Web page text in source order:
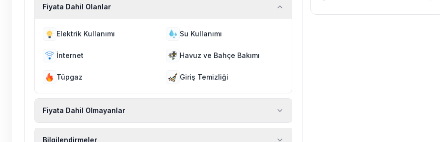
Fiyata Dahil Olanlar
Elektrik Kullanımı Su Kullanımı
İnternet Havuz ve Bahçe Bakımı
Tüpgaz Giriş Temizliği
Fiyata Dahil Olmayanlar
Bilgilendirmeler